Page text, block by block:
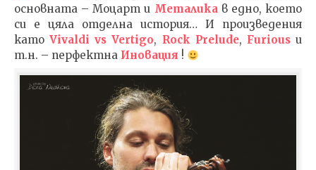
основната – Моцарт и Металикав едно, което
си е цяла отделна история… И произведения
катоVivaldi vs Vertigo, Rock Prelude, Furiousи
т.н. – перфектна Иновация !